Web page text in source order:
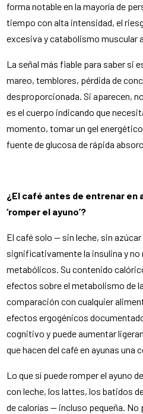
forma notable en la mayoría de
tiempo con alta intensidad, el
excesiva y catabolismo muscular
La señal más fiable para saber si
mareo, temblores, pérdida de
desproporcionada. Si aparecen,
es el cuerpo indicando que
momento, tomar un gel
fuente de glucosa de rápida
¿El café antes de entrenar en
‘romper el ayuno’?
El café solo — sin leche, sin
significativamente la insulina y no
metabólicos. Su contenido
efectos sobre el metabolismo de
comparación con cualquier
efectos ergogénicos
cognitivo y puede aumentar
que hacen del café en ayunas una
Lo que sí puede romper el ayuno
con leche, los lattes, los batidos
de calorías — incluso pequeña. No